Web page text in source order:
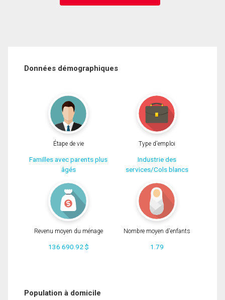
Données démographiques
Étape de vie
Familles avec parents plus
âgés
Type d'emploi
Industrie des
services/Cols blancs
Revenu moyen du ménage
136 690.92 $
Nombre moyen d'enfants
1.79
Population à domicile